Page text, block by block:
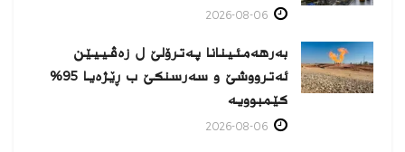
بەرهەمئینانا په‌ترۆلێ ل زه‌ڤییێن
ئەترووشێ و سەرسنكێ ب ڕێژەیا 95%
كێمبوویە